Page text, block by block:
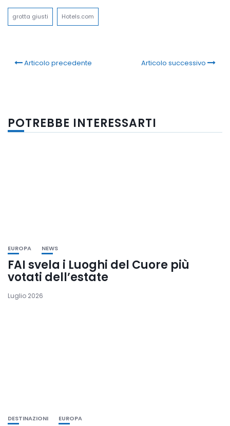
grotta giusti Hotels.com
Articolo precedente Articolo successivo
POTREBBE INTERESSARTI
EUROPA NEWS
FAI svela i Luoghi del Cuore più
votati dell’estate
Luglio 2026
DESTINAZIONI EUROPA